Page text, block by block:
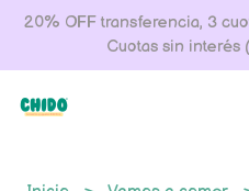
20% OFF transferencia, 3
Cuotas sin interés